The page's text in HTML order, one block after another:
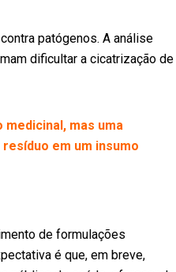
patógenos. A análise
dificultar a cicatrização de
medicinal, mas uma
em um insumo
de formulações
é que, em breve,